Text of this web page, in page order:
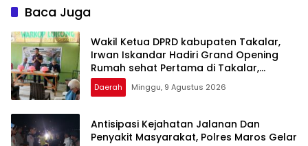
Di Maros
Baca Juga
Wakil Ketua DPRD kabupaten Takalar,
Irwan Iskandar Hadiri Grand Opening
Rumah sehat Pertama di Takalar,
Melayani Terapis Gratis untuk Pasien
Dhuafa dan umum.
Daerah Minggu, 9 Agustus 2026
Antisipasi Kejahatan Jalanan Dan
Penyakit Masyarakat, Polres Maros Gelar